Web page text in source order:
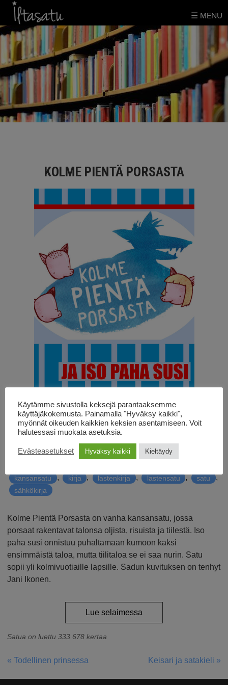
Skip
content
☰ MENU
KOLME PIENTÄ PORSASTA
Kuvittanut Jani Ikonen
Lyhennetty suomennos Kati Weiss
Julkaistu29.11.2018
kansansatu , kirja , lastenkirja , lastensatu , satu ,
sähkökirja
Kolme Pientä Porsasta on vanha kansansatu, jossa
porsaat rakentavat talonsa oljista, risuista ja tiilestä. Iso
paha susi onnistuu puhaltamaan kumoon kaksi
ensimmäistä taloa, mutta tiilitaloa se ei saa nurin. Satu
sopii yli kolmivuotiaille lapsille. Sadun kuvituksen on tenhyt
Jani Ikonen.
Lue selaimessa
Satua on luettu 333 678 kertaa
ARTIKKELIEN
« Todellinen prinsessa Keisari ja satakieli »
Käytämme sivustolla keksejä parantaaksemme
käyttäjäkokemusta. Painamalla "Hyväksy kaikki",
myönnät oikeuden kaikkien keksien asentamiseen. Voit
halutessasi muokata asetuksia.
Evästeasetukset Hyväksy kaikki Kieltäydy